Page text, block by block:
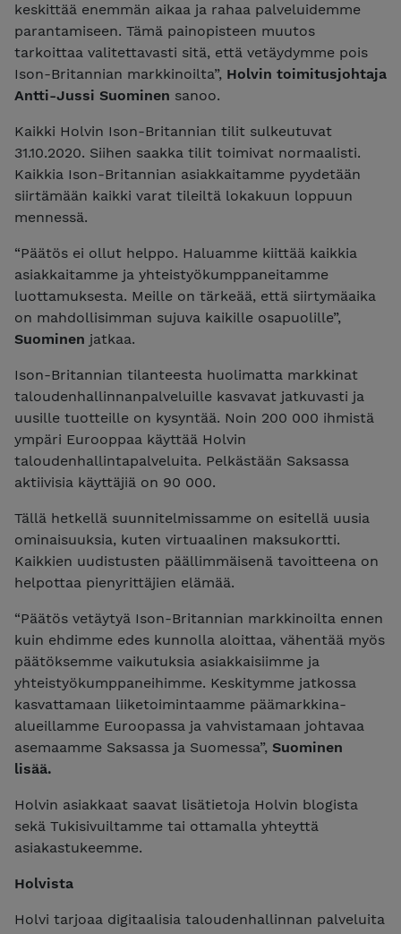
keskittää enemmän aikaa ja rahaa palveluidemme
parantamiseen. Tämä painopisteen muutos
tarkoittaa valitettavasti sitä, että vetäydymme pois
Ison-Britannian markkinoilta”, Holvin toimitusjohtaja
Antti-Jussi Suominen sanoo.
Kaikki Holvin Ison-Britannian tilit sulkeutuvat
31.10.2020. Siihen saakka tilit toimivat normaalisti.
Kaikkia Ison-Britannian asiakkaitamme pyydetään
siirtämään kaikki varat tileiltä lokakuun loppuun
mennessä.
“Päätös ei ollut helppo. Haluamme kiittää kaikkia
asiakkaitamme ja yhteistyökumppaneitamme
luottamuksesta. Meille on tärkeää, että siirtymäaika
on mahdollisimman sujuva kaikille osapuolille”,
Suominen jatkaa.
Ison-Britannian tilanteesta huolimatta markkinat
taloudenhallinnanpalveluille kasvavat jatkuvasti ja
uusille tuotteille on kysyntää. Noin 200 000 ihmistä
ympäri Eurooppaa käyttää Holvin
taloudenhallintapalveluita. Pelkästään Saksassa
aktiivisia käyttäjiä on 90 000.
Tällä hetkellä suunnitelmissamme on esitellä uusia
ominaisuuksia, kuten virtuaalinen maksukortti.
Kaikkien uudistusten päällimmäisenä tavoitteena on
helpottaa pienyrittäjien elämää.
“Päätös vetäytyä Ison-Britannian markkinoilta ennen
kuin ehdimme edes kunnolla aloittaa, vähentää myös
päätöksemme vaikutuksia asiakkaisiimme ja
yhteistyökumppaneihimme. Keskitymme jatkossa
kasvattamaan liiketoimintaamme päämarkkina-
alueillamme Euroopassa ja vahvistamaan johtavaa
asemaamme Saksassa ja Suomessa”, Suominen
lisää.
Holvin asiakkaat saavat lisätietoja Holvin blogista
sekä Tukisivuiltamme tai ottamalla yhteyttä
asiakastukeemme.
Holvista
Holvi tarjoaa digitaalisia taloudenhallinnan palveluita